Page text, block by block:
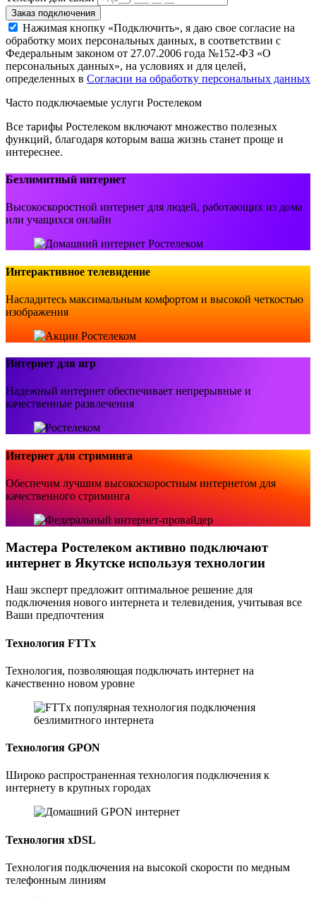
Заказ подключения
Нажимая кнопку «Подключить», я даю свое согласие на
обработку моих персональных данных, в соответствии с
Федеральным законом от 27.07.2006 года №152-ФЗ «О
персональных данных», на условиях и для целей,
определенных в Согласии на обработку персональных данных
Часто подключаемые услуги Ростелеком
Все тарифы Ростелеком включают множество полезных
функций, благодаря которым ваша жизнь станет проще и
интереснее.
Безлимитный интернет
Высокоскоростной интернет для людей, работающих из дома
или учащихся онлайн
Интерактивное телевидение
Насладитесь максимальным комфортом и высокой четкостью
изображения
Интернет для игр
Надежный интернет обеспечивает непрерывные и
качественные развлечения
Интернет для стриминга
Обеспечим лучшим высокоскоростным интернетом для
качественного стриминга
Мастера Ростелеком активно подключают
интернет в Якутске используя технологии
Наш эксперт предложит оптимальное решение для
подключения нового интернета и телевидения, учитывая все
Ваши предпочтения
Технология FTTx
Технология, позволяющая подключать интернет на
качественно новом уровне
Технология GPON
Широко распространенная технология подключения к
интернету в крупных городах
Технология xDSL
Технология подключения на высокой скорости по медным
телефонным линиям